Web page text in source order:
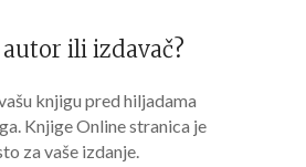
ili izdavač?
knjigu pred hiljadama
Knjige Online stranica je
za vaše izdanje.